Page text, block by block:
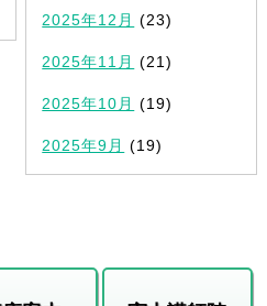
2025年12月 (23)
2025年11月 (21)
2025年10月 (19)
2025年9月 (19)